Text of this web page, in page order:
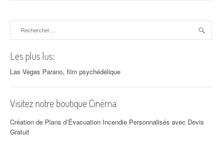
Les plus lus:
Las Vegas Parano, film psychédélique
Visitez notre boutique Cinéma
Création de Plans d’Évacuation Incendie Personnalisés avec Devis
Gratuit